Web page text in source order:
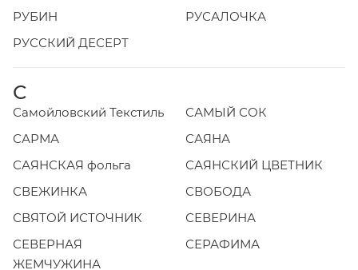
РУБИН
РУСАЛОЧКА
РУССКИЙ ДЕСЕРТ
С
Самойловский Текстиль
САМЫЙ СОК
САРМА
САЯНА
САЯНСКАЯ фольга
САЯНСКИЙ ЦВЕТНИК
СВЕЖИНКА
СВОБОДА
СВЯТОЙ ИСТОЧНИК
СЕВЕРИНА
СЕВЕРНАЯ
ЖЕМЧУЖИНА
СЕРАФИМА